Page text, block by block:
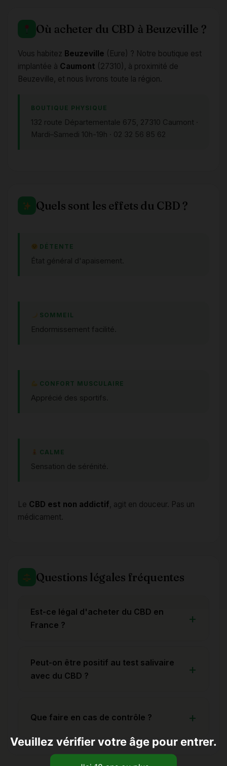
Où acheter du CBD à Beuzeville ?
Vous habitez Beuzeville (Eure) ? Notre boutique est
implantée à Caumont (27310), à proximité de
Beuzeville, et nous livrons toute la région.
BOUTIQUE PHYSIQUE
132 route Départementale 675, 27310 Caumont ·
Mardi–Samedi 10h-19h · 02 32 56 85 62
Quels sont les effets du CBD ?
DÉTENTE
État général d'apaisement.
SOMMEIL
Endormissement facilité.
CONFORT MUSCULAIRE
Apprécié des sportifs.
CALME
Sensation de sérénité.
Le CBD est non addictif, agit en douceur. Pas un
médicament.
Questions légales fréquentes
Est-ce légal d'acheter du CBD en
France ?
Peut-on être positif au test salivaire
avec du CBD ?
Que faire en cas de contrôle ?
Veuillez vérifier votre âge pour entrer.